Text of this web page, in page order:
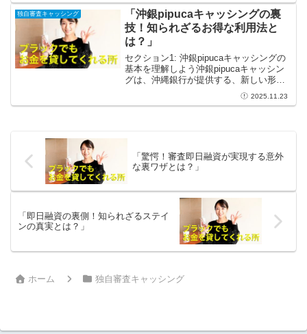
独自審査キャッシング
「沖銀pipucaキャッシングの裏
技！知られざるお得な利用法と
は？」
セクション1: 沖銀pipucaキャッシングの
基本を理解しよう沖銀pipucaキャッシン
グは、沖縄銀行が提供する、新しい形の
キャッシングサービスです。このサービ
スは、多くの沖縄在住者にとって、日常
2025.11.23
「驚愕！審査即日融資が実現する意外
な裏ワザとは？」
「即日融資の裏側！知られざるステイ
ンの真実とは？」
ホーム 独自審査キャッシング